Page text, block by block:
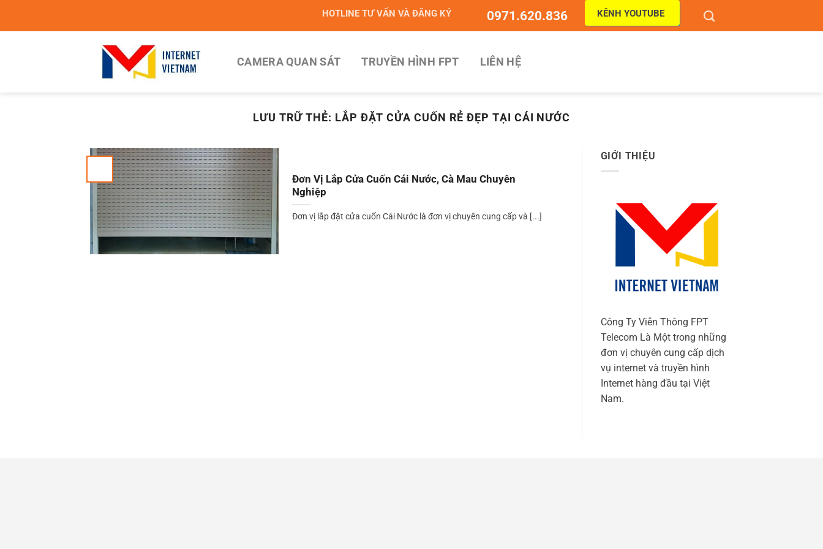
HOTLINE TƯ VẤN VÀ ĐĂNG KÝ 0971.620.836 KÊNH YOUTUBE
CAMERA QUAN SÁT TRUYỀN HÌNH FPT LIÊN HỆ
LƯU TRỮ THẺ: LẮP ĐẶT CỬA CUỐN RẺ ĐẸP TẠI CÁI NƯỚC
Đơn Vị Lắp Cửa Cuốn Cái Nước, Cà Mau Chuyên
Nghiệp
Đơn vị lắp đặt cửa cuốn Cái Nước là đơn vị chuyên cung cấp và [...]
GIỚI THIỆU
Công Ty Viễn Thông FPT
Telecom Là Một trong những
đơn vị chuyên cung cấp dịch
vụ internet và truyền hình
Internet hàng đầu tại Việt
Nam.